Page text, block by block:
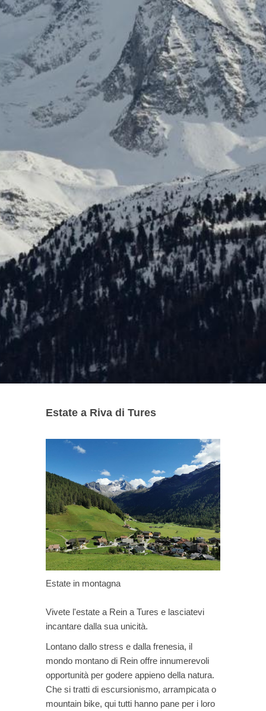
Estate a Riva di Tures
Estate in montagna
Vivete l'estate a Rein a Tures e lasciatevi
incantare dalla sua unicità.
Lontano dallo stress e dalla frenesia, il
mondo montano di Rein offre innumerevoli
opportunità per godere appieno della natura.
Che si tratti di escursionismo, arrampicata o
mountain bike, qui tutti hanno pane per i loro